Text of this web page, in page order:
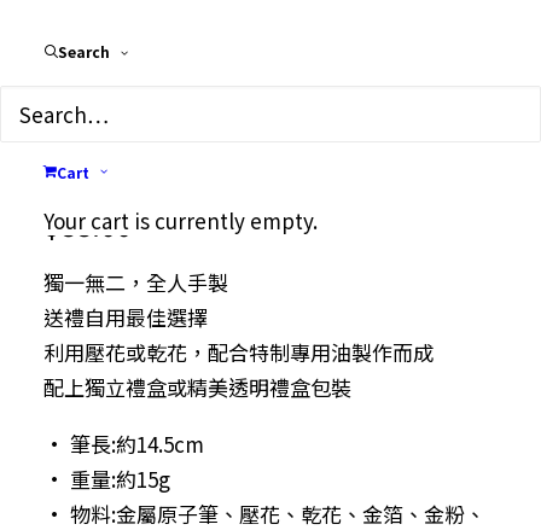
Search
Cart
Your cart is currently empty.
浮游花原子筆
$88.00
獨一無二，全人手製
送禮自用最佳選擇
利用壓花或乾花，配合特制專用油製作而成
配上獨立禮盒或精美透明禮盒包裝
• 筆長:約14.5cm
• 重量:約15g
• 物料:金屬原子筆、壓花、乾花、金箔、金粉、